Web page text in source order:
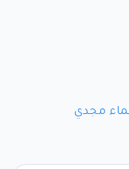
مجدي